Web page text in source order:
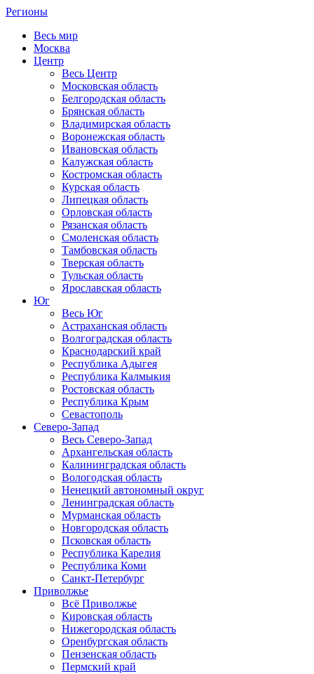
Регионы
Весь мир
Москва
Центр
Весь Центр
Московская область
Белгородская область
Брянская область
Владимирская область
Воронежская область
Ивановская область
Калужская область
Костромская область
Курская область
Липецкая область
Орловская область
Рязанская область
Смоленская область
Тамбовская область
Тверская область
Тульская область
Ярославская область
Юг
Весь Юг
Астраханская область
Волгоградская область
Краснодарский край
Республика Адыгея
Республика Калмыкия
Ростовская область
Республика Крым
Севастополь
Северо-Запад
Весь Северо-Запад
Архангельская область
Калининградская область
Вологодская область
Ненецкий автономный округ
Ленинградская область
Мурманская область
Новгородская область
Псковская область
Республика Карелия
Республика Коми
Санкт-Петербург
Приволжье
Всё Приволжье
Кировская область
Нижегородская область
Оренбургская область
Пензенская область
Пермский край